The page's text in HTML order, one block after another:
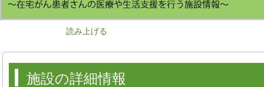
読み上げる
施設の詳細情報